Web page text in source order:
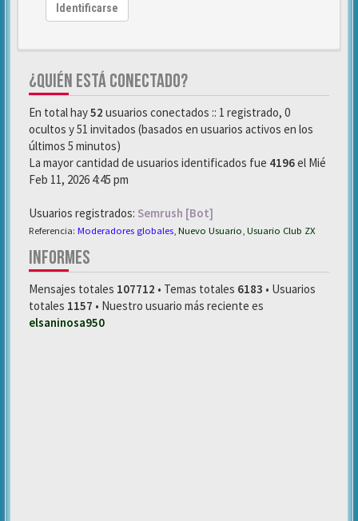
Identificarse
¿QUIÉN ESTÁ CONECTADO?
En total hay52 usuarios conectados :: 1 registrado, 0
ocultos y 51 invitados (basados en usuarios activos en los
últimos 5 minutos)
La mayor cantidad de usuarios identificados fue 4196el Mié
Feb 11, 2026 4:45 pm
Usuarios registrados: Semrush [Bot]
Referencia: Moderadores globales Nuevo Usuario Usuario Club ZX
INFORMES
Mensajes totales 107712 • Temas totales 6183 • Usuarios
totales 1157 • Nuestro usuario más reciente es
elsaninosa950